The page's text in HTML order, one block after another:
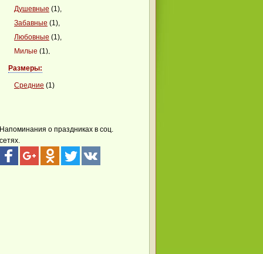
Душевные (1),
Забавные (1),
Любовные (1),
Милые (1),
Сердечные
Размеры:
Средние (1)
Напоминания о праздниках в соц.
сетях.